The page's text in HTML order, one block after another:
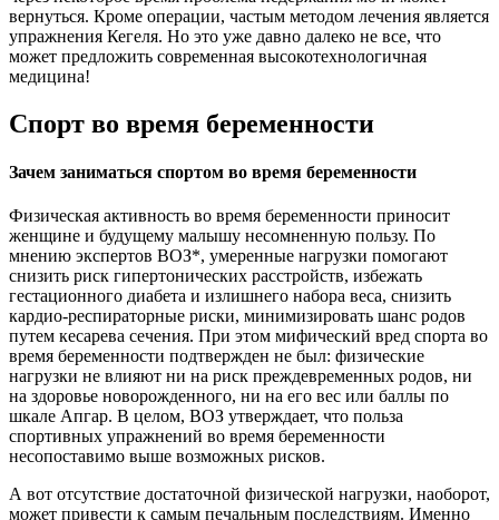
вернуться. Кроме операции, частым методом лечения является
упражнения Кегеля. Но это уже давно далеко не все, что
может предложить современная высокотехнологичная
медицина!
Спорт во время беременности
Зачем заниматься спортом во время беременности
Физическая активность во время беременности приносит
женщине и будущему малышу несомненную пользу. По
мнению экспертов ВОЗ*, умеренные нагрузки помогают
снизить риск гипертонических расстройств, избежать
гестационного диабета и излишнего набора веса, снизить
кардио-респираторные риски, минимизировать шанс родов
путем кесарева сечения. При этом мифический вред спорта во
время беременности подтвержден не был: физические
нагрузки не влияют ни на риск преждевременных родов, ни
на здоровье новорожденного, ни на его вес или баллы по
шкале Апгар. В целом, ВОЗ утверждает, что польза
спортивных упражнений во время беременности
несопоставимо выше возможных рисков.
А вот отсутствие достаточной физической нагрузки, наоборот,
может привести к самым печальным последствиям. Именно